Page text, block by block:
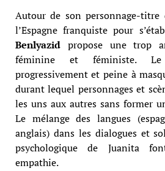
Autour de son personnage-
l’Espagne franquiste pour
Benlyazidpropose une trop
féminine et féministe.
progressivement et peine à
durant lequel personnages et
les uns aux autres sans former
Le mélange des langues
anglais) dans les dialogues et
psychologique de Juanita
empathie.